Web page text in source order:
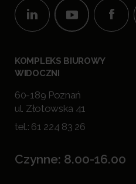
KOMPLEKS BIUROWY
WIDOCZNI
60-189 Poznań
ul. Złotowska 41
tel.: 61 224 83 26
Czynne: 8.00-16.00